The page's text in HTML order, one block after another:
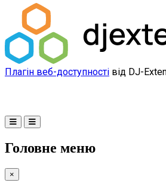
Плагін веб-доступності від DJ-
Головне меню
×